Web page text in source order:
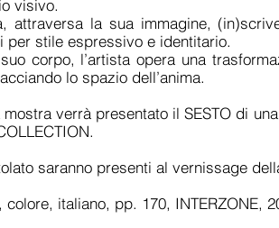
visivo.
attraversa la sua immagine,
stile espressivo e identitario.
corpo, l’artista opera una
lo spazio dell’anima.
verrà presentato il SESTO di
saranno presenti al vernissage
colore, italiano, pp. 170, INTERZONE,